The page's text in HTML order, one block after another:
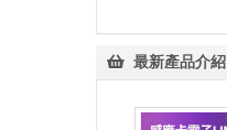
最新產品介紹